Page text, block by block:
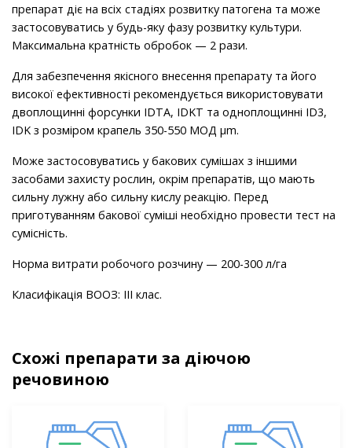
препарат дiє на всiх стадiях розвитку патогена та може
застосовуватись у будь-яку фазу розвитку культури.
Максимальна кратнiсть обробок — 2 рази.
Для забезпечення якiсного внесення препарату та його
високої ефективностi рекомендується використовувати
двоплощиннi форсунки IDTA, IDKT та одноплощиннi ID3,
IDK з розмiром крапель 350-550 МОД μm.
Може застосовуватись у бакових сумiшах з iншими
засобами захисту рослин, окрiм препаратiв, що мають
сильну лужну або сильну кислу реакцiю. Перед
приготуванням бакової сумiшi необхiдно провести тест на
сумiснiсть.
Норма витрати робочого розчину — 200-300 л/га
Класифікація ВООЗ: ІІІ клас.
Схожі препарати за діючою
речовиною